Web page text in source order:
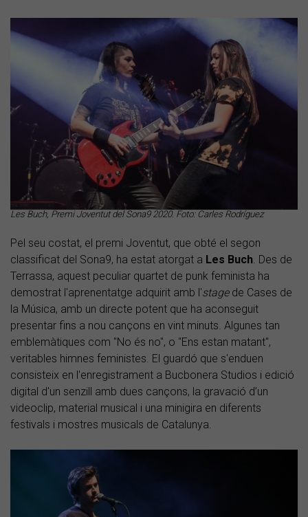
Les Buch, Premi Joventut del Sona9 2020. Foto: Carles Rodríguez
Pel seu costat, el premi Joventut, que obté el segon
classificat del Sona9, ha estat atorgat a Les Buch . Des de
Terrassa, aquest peculiar quartet de punk feminista ha
demostrat l'aprenentatge adquirit amb l'stagede Cases de
la Música, amb un directe potent que ha aconseguit
presentar fins a nou cançons en vint minuts. Algunes tan
emblemàtiques com "No és no", o "Ens estan matant",
veritables himnes feministes. El guardó que s'enduen
consisteix en l'enregistrament a Bucbonera Studios i edició
digital d'un senzill amb dues cançons, la gravació d’un
videoclip, material musical i una minigira en diferents
festivals i mostres musicals de Catalunya.